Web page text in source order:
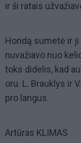
ir ši ratais
Hondą sumetė ir
nuvažiavo nuo
toks didelis, kad
oru. L. Brauklys ir
pro langus.
Artūras KLIMAS